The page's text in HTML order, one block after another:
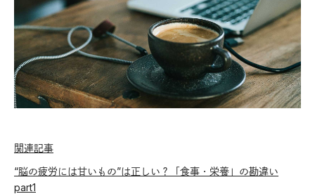
関連記事
“脳の疲労には甘いもの”は正しい？「食事・栄養」の勘違い
part1